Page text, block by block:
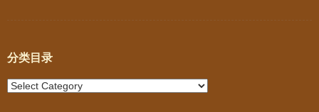
分类目录